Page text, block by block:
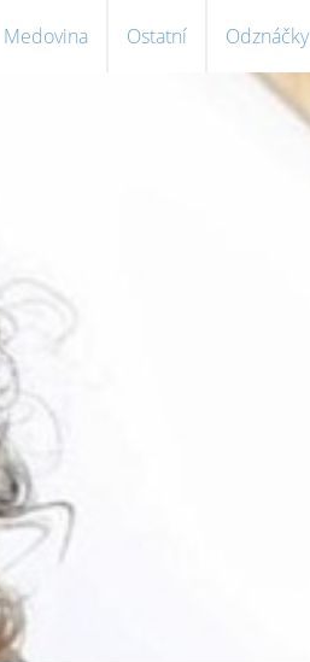
Medovina Ostatní Odznáčky